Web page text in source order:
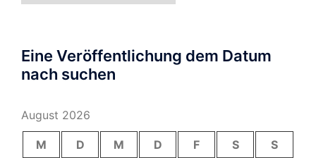
Eine Veröffentlichung dem Datum
nach suchen
August 2026
M D M D F S
S